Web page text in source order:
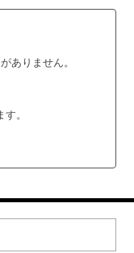
ありません。
。